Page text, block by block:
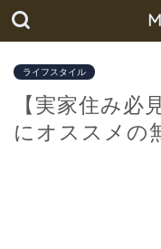
ライフスタイル
【実家住み必
にオススメの